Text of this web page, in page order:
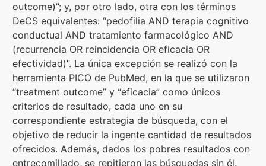
outcome)”; y, por otro lado, otra con los términos
DeCS equivalentes: “pedofilia AND terapia cognitivo
conductual AND tratamiento farmacológico AND
(recurrencia OR reincidencia OR eficacia OR
efectividad)”. La única excepción se realizó con la
herramienta PICO de PubMed, en la que se utilizaron
“treatment outcome” y “eficacia” como únicos
criterios de resultado, cada uno en su
correspondiente estrategia de búsqueda, con el
objetivo de reducir la ingente cantidad de resultados
ofrecidos. Además, dados los pobres resultados con
entrecomillado, se repitieron las búsquedas sin él.